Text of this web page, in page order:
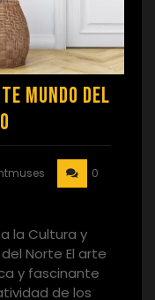
Mundo del
0
la Cultura y
Norte El arte
y fascinante
de los